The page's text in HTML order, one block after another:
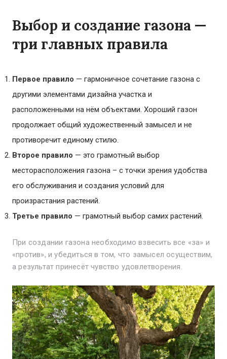
Выбор и создание газона —
три главных правила
Первое правило — гармоничное сочетание газона с
другими элементами дизайна участка и
расположенными на нём объектами. Хороший газон
продолжает общий художественный замысел и не
противоречит единому стилю.
Второе правило — это грамотный выбор
месторасположения газона – с точки зрения удобства
его обслуживания и создания условий для
произрастания растений.
Третье правило — грамотный выбор самих растений.
При создании газона необходимо взвесить все «за» и
«против», и убедиться в том, что замысел осуществим,
а результат принесёт чувство удовлетворения.